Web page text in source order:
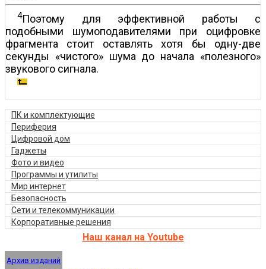
4Поэтому для эффективной работы с
подобными шумоподавителями при оцифровке
фрагмента стоит оставлять хотя бы одну-две
секунды «чистого» шума до начала «полезного»
звукового сигнала.
ПК и комплектующие
Периферия
Цифровой дом
Гаджеты
Фото и видео
Программы и утилиты
Мир интернет
Безопасность
Сети и телекоммуникации
Корпоративные решения
Наш канал на Youtube
Архив изданий